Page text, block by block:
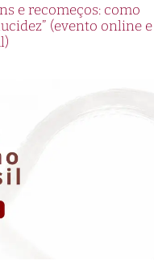
e recomeços: como
(evento online e